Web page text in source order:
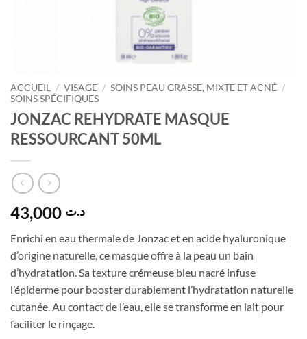
ACCUEIL / VISAGE / SOINS PEAU GRASSE, MIXTE ET ACNÉ /
SOINS SPÉCIFIQUES
JONZAC REHYDRATE MASQUE
RESSOURCANT 50ML
د.ت
Enrichi en eau thermale de Jonzac et en acide hyaluronique
d’origine naturelle, ce masque offre à la peau un bain
d’hydratation. Sa texture crémeuse bleu nacré infuse
l’épiderme pour booster durablement l’hydratation naturelle
cutanée. Au contact de l’eau, elle se transforme en lait pour
faciliter le rinçage.